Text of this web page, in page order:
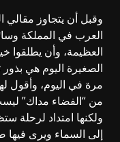
وقبل أن يتجاوز مقالي
العرب في المملكة
العظيمة، وأن يطلقوا
الصغيرة اليوم هي
مرة في اليوم، وأقول
من “الفضاء مداك”
ولكنها امتداد لرحلة
إلى السماء ويرى فيها